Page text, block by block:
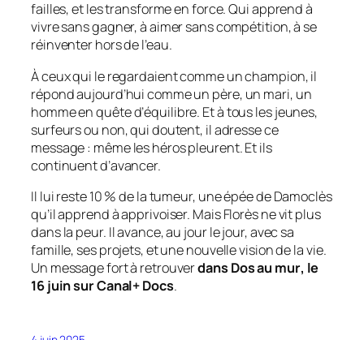
failles, et les transforme en force. Qui apprend à
vivre sans gagner, à aimer sans compétition, à se
réinventer hors de l’eau.
À ceux qui le regardaient comme un champion, il
répond aujourd’hui comme un père, un mari, un
homme en quête d’équilibre. Et à tous les jeunes,
surfeurs ou non, qui doutent, il adresse ce
message : même les héros pleurent. Et ils
continuent d’avancer.
Il lui reste 10 % de la tumeur, une épée de Damoclès
qu’il apprend à apprivoiser. Mais Florès ne vit plus
dans la peur. Il avance, au jour le jour, avec sa
famille, ses projets, et une nouvelle vision de la vie.
Un message fort à retrouverdansDos au mur, le
16 juin sur Canal+ Docs.